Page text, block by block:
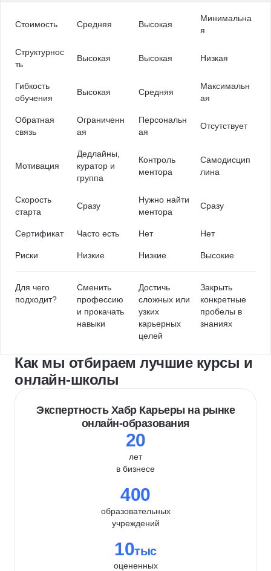
Стоимость Средняя Высокая
Минимальна
я
Структурнос
ть
Высокая Высокая Низкая
Гибкость
обучения
Высокая Средняя
Максимальн
ая
Обратная
связь
Ограниченн
ая
Персональн
ая
Отсутствует
Мотивация
Дедлайны,
куратор и
группа
Контроль
ментора
Самодисцип
лина
Скорость
старта
Сразу
Нужно найти
ментора
Сразу
Сертификат Часто есть Нет Нет
Риски Низкие Низкие Высокие
Для чего
подходит?
Сменить
профессию
и прокачать
навыки
Достичь
сложных или
узких
карьерных
целей
Закрыть
конкретные
пробелы в
знаниях
Как мы отбираем лучшие курсы и
онлайн-школы
Экспертность Хабр Карьеры на рынке
онлайн-образования
20
лет
в бизнесе
400
образовательных
учреждений
10тыс
оцененных